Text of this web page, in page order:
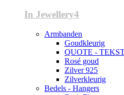
In Jewellery4
Armbanden
Goudkleurig
QUOTE -
Rosé goud
Zilver 925
Zilverkleurig
Bedels - Hangers